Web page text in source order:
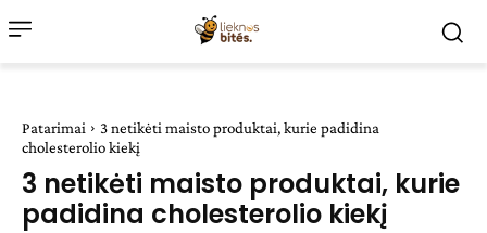
Patarimai
3 netikėti maisto produktai, kurie padidina
cholesterolio kiekį
3 netikėti maisto produktai, kurie
padidina cholesterolio kiekį